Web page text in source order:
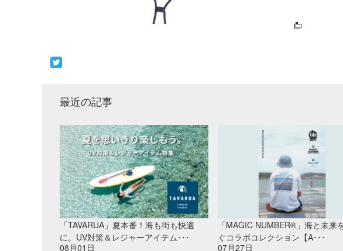
最近の記事
「TAVARUA」夏本番！海も街も快適
に。UV対策＆レジャーアイテム･･･
08月01日
「MAGIC NUMBER®」海と未来
ぐコラボコレクション【A･･･
07月27日